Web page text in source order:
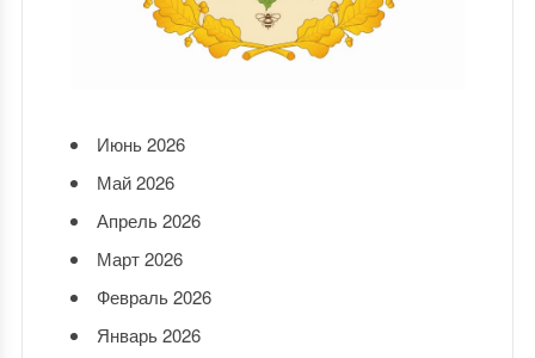
Июнь 2026
Май 2026
Апрель 2026
Март 2026
Февраль 2026
Январь 2026